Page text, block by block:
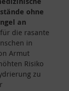
ohne
an
die rasante
in
Armut
Risiko
zu